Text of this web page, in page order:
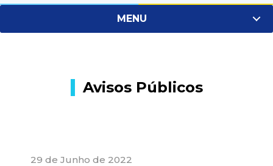
MENU
Avisos Públicos
29 de Junho de 2022